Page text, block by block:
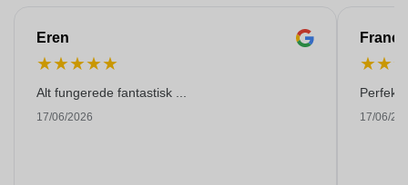
Eren
★★★★★
Alt fungerede fantastisk ...
17/06/2026
★★
17/06/